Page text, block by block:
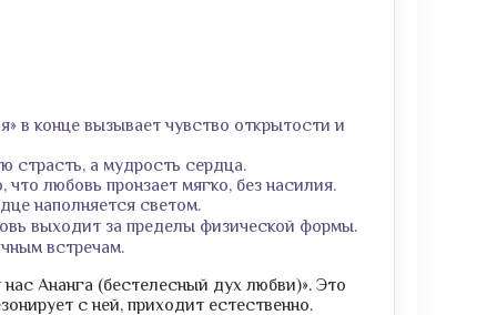
в конце вызывает чувство открытости и
страсть, а мудрость сердца.
любовь пронзает мягко, без насилия.
наполняется светом.
выходит за пределы физической формы.
встречам.
Ананга (бестелесный дух любви)». Это
с ней, приходит естественно.